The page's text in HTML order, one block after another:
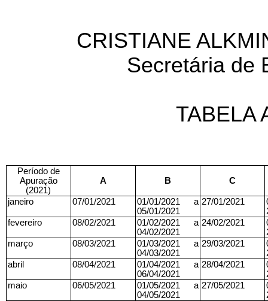
CRISTIANE
Secretária de
TABELA
Período de
Apuração
(2021)
A B C
janeiro 07/01/2021
01/01/2021 a
05/01/2021
27/01/2021
fevereiro
08/02/2021
01/02/2021 a
04/02/2021
24/02/2021
março
08/03/2021
01/03/2021 a
04/03/2021
29/03/2021
abril
08/04/2021
01/04/2021 a
06/04/2021
28/04/2021
maio
06/05/2021
01/05/2021 a
04/05/2021
27/05/2021